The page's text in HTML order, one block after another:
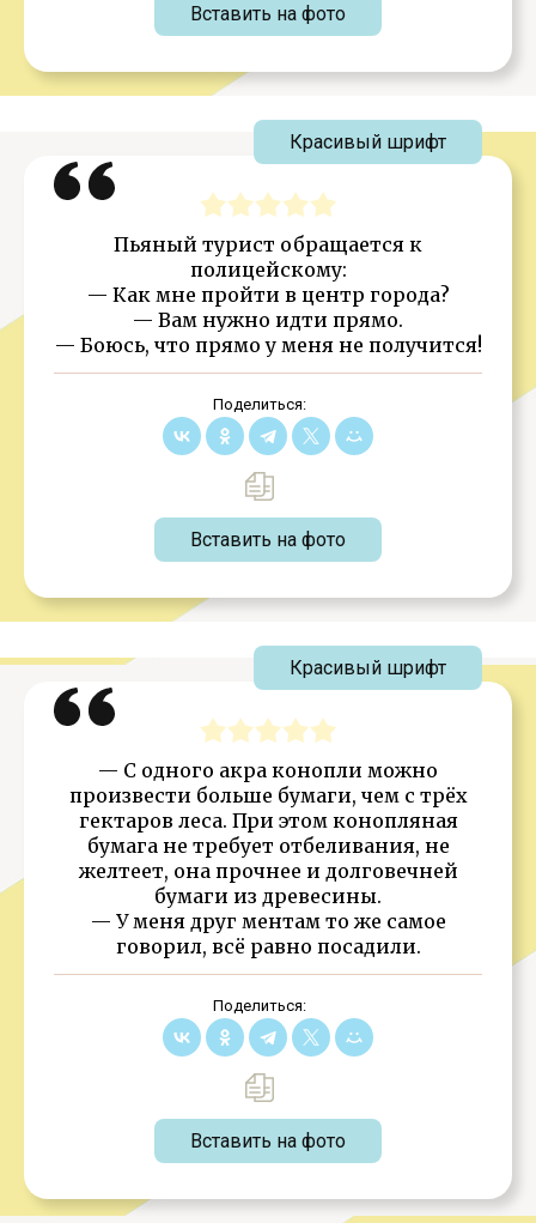
Вставить на фото
Пьяный турист обращается к
полицейскому:
— Как мне пройти в центр города?
— Вам нужно идти прямо.
— Боюсь, что прямо у меня не получится!
Поделиться:
Вставить на фото
Красивый шрифт
— С одного акра конопли можно
произвести больше бумаги, чем с трёх
гектаров леса. При этом конопляная
бумага не требует отбеливания, не
желтеет, она прочнее и долговечней
бумаги из древесины.
— У меня друг ментам то же самое
говорил, всё равно посадили.
Поделиться:
Вставить на фото
Красивый шрифт